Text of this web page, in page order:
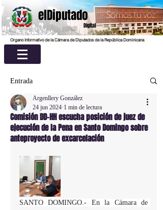
elDiputado
Digital
Organo Informativo de la Cámara de Diputados de la República Dominicana
Entrada
Comisión DD-HH escucha posición de juez de
ejecución de la Pena en Santo Domingo sobre
anteproyecto de excarcelación
Argenllery González
24 jun 2024 1 min de lectura
SANTO DOMINGO.- En la Cámara de